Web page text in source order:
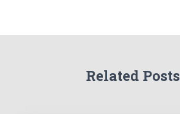
Related Posts